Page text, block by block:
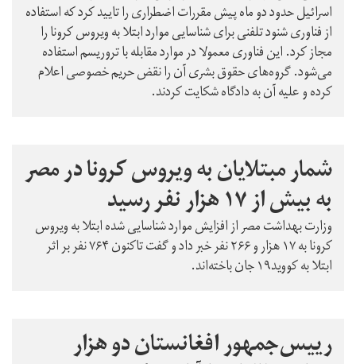
اسرائیل حدود دو ماه پیش مقررات اضطراری را تایید کرد که استفاده
از فناوری شنود تلفنی برای شناسایی موارد ابتلا به ویروس کرونا را
مجاز کرد. این فناوری معمولا در موارد مقابله با تروریسم استفاده
می‌شود. گروه‌های حقوق بشری آن را نقض حریم خصوصی اعلام
کرده و علیه آن به دادگاه شکایت کردند.
شمار مبتلایان به ویروس کرونا در مصر
به بیش از ۱۷ هزار نفر رسید
وزارت بهداشت مصر از افزایش موارد شناسایی شده ابتلا به ویروس
کرونا به ۱۷ هزار و ۲۶۶ نفر خبر داد و گفت تاکنون ۷۶۴ نفر بر اثر
ابتلا به کووید۱۹ جان باخته‌اند.
رییس‌جمهور افغانستان دو هزار